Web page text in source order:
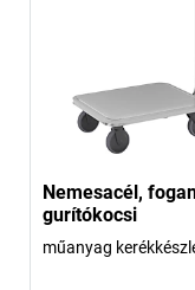
Nemesacél,
gurítókocsi
műanyag